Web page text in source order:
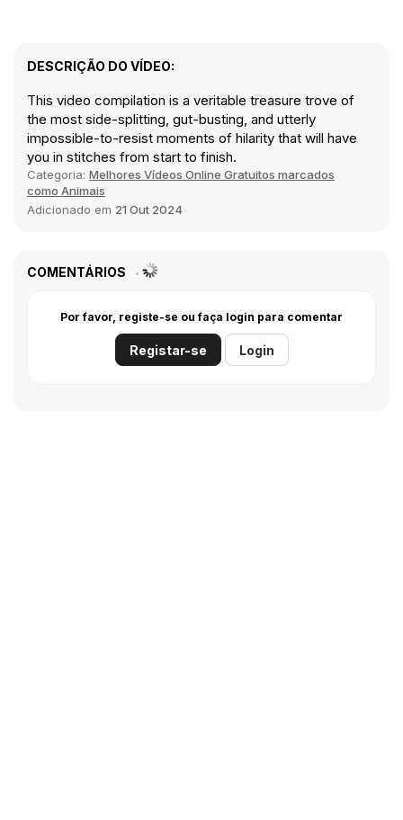
DESCRIÇÃO DO VÍDEO:
This video compilation is a veritable treasure trove of
the most side-splitting, gut-busting, and utterly
impossible-to-resist moments of hilarity that will have
you in stitches from start to finish.
Categoria: Melhores Vídeos Online Gratuitos marcados
como Animais
Adicionado em 21 Out 2024
COMENTÁRIOS
Por favor, registe-se ou faça login para comentar
Registar-se Login